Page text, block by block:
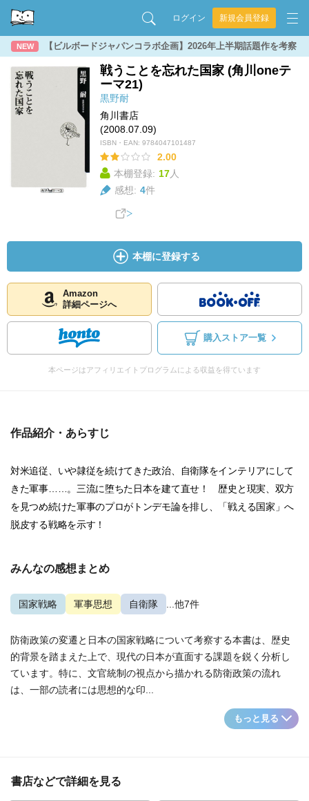
ログイン 新規会員登録
NEW 【ビルボードジャパンコラボ企画】2026年上半期話題作を考察
戦うことを忘れた国家 (角川oneテ
ーマ21)
黒野耐
角川書店
(2008.07.09)
ISBN・EAN: 9784047101487
2.00
本棚登録: 17人
感想: 4件
本棚に登録する
Amazon
詳細ページへ
購入ストア一覧
本ページはアフィリエイトプログラムによる収益を得ています
作品紹介・あらすじ
対米追従、いや隷従を続けてきた政治、自衛隊をインテリアにして
きた軍事……。三流に堕ちた日本を建て直せ！ 歴史と現実、双方
を見つめ続けた軍事のプロがトンデモ論を排し、「戦える国家」へ
脱皮する戦略を示す！
みんなの感想まとめ
国家戦略 軍事思想 自衛隊 ...他7件
防衛政策の変遷と日本の国家戦略について考察する本書は、歴史
的背景を踏まえた上で、現代の日本が直面する課題を鋭く分析し
ています。特に、文官統制の視点から描かれる防衛政策の流れ
は、一部の読者には思想的な印...
もっと見る
書店などで詳細を見る